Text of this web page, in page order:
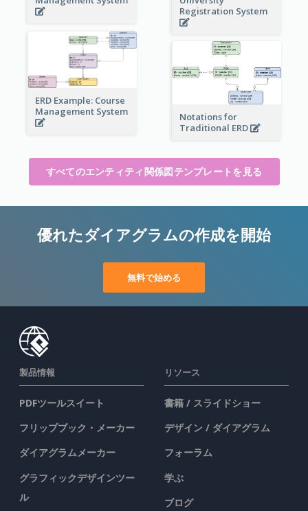
Registration System
ERD Example: Course
Management System
Notations for
Traditional ERD
すべてのエンティティ関係図テンプレートを見る
優れたダイアグラムの作成を開始
無料で始める
製品情報
PDFツールスイート
フリップブック・メーカー
ダイアグラムメーカー
グラフィックデザインツー
ル
リソース
書籍 / スライドショー
デザイン / ダイアグラム
フォーラム
学ぶ
ブログ